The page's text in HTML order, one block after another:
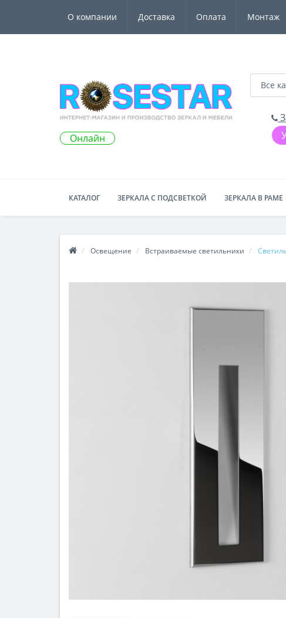
О компании Доставка Оплата Монтаж
Онлайн
Все
КАТАЛОГ ЗЕРКАЛА С ПОДСВЕТКОЙ ЗЕРКАЛА В РАМЕ
Освещение Встраиваемые светильники